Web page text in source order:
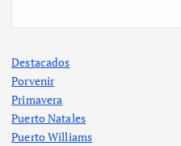
Destacados
Porvenir
Primavera
Puerto Natales
Puerto Williams